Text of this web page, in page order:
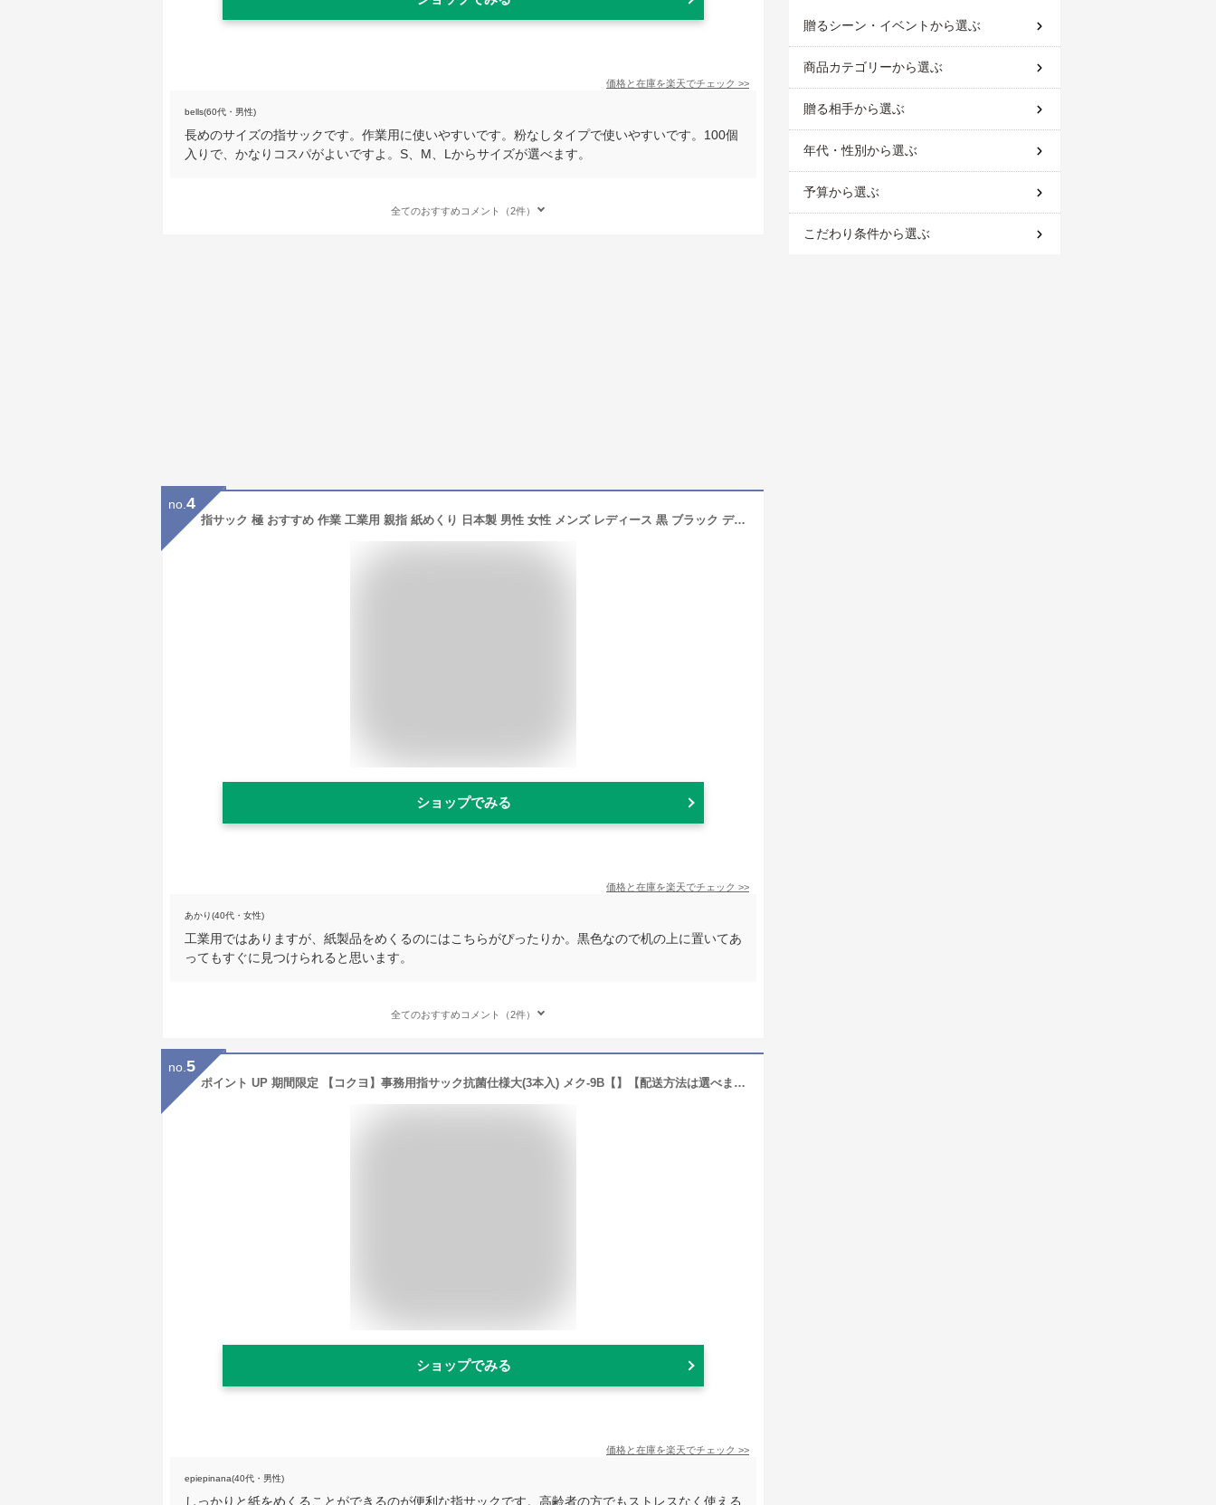
価格と在庫を楽天でチェック >>
bells(60代・男性)
長めのサイズの指サックです。作業用に使いやすいです。粉なしタイプで使いやすいです。100個
入りで、かなりコスパがよいですよ。S、M、Lからサイズが選べます。
全てのおすすめコメント（2件）
no. 4
指サック 極 おすすめ 作業 工業用 親指 紙めくり 日本製 男性 女性 メンズ レディース 黒 ブラック デビカ
ショップでみる
価格と在庫を楽天でチェック >>
あかり(40代・女性)
工業用ではありますが、紙製品をめくるのにはこちらがぴったりか。黒色なので机の上に置いてあ
ってもすぐに見つけられると思います。
全てのおすすめコメント（2件）
no. 5
ポイント UP 期間限定 【コクヨ】事務用指サック抗菌仕様大(3本入) メク-9B【】【配送方法は選べません】
ショップでみる
価格と在庫を楽天でチェック >>
epiepinana(40代・男性)
しっかりと紙をめくることができるのが便利な指サックです。高齢者の方でもストレスなく使える
贈るシーン・イベントから選ぶ
商品カテゴリーから選ぶ
贈る相手から選ぶ
年代・性別から選ぶ
予算から選ぶ
こだわり条件から選ぶ